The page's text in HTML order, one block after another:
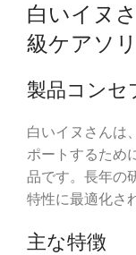
白いイヌ
級ケアソ
製品コンセ
白いイヌさんは
ポートするため
品です。長年の
特性に最適化さ
主な特徴